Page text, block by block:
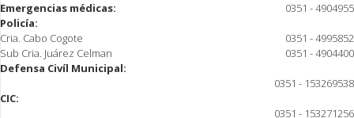
Emergencias médicas:
0351 - 4904955
Policía:
Cria. Cabo Cogote
0351 - 4995852
Sub Cria. Juárez Celman
0351 - 4904400
Defensa Civíl Municipal:
0351 - 153269538
CIC:
0351 - 153271256